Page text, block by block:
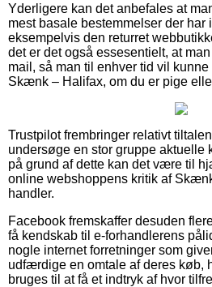
Yderligere kan det anbefales at
mest basale bestemmelser der har
eksempelvis den returret
det er det også essesentielt, at
mail, så man til enhver tid vil
Skænk – Halifax, om du er pige
Trustpilot frembringer relativt
undersøge en stor gruppe aktuelle
på grund af dette kan det være til
online webshoppens kritik af
handler.
Facebook fremskaffer desuden
få kendskab til e-forhandlerens
nogle internet forretninger som
udfærdige en omtale af deres køb,
bruges til at få et indtryk af hvor